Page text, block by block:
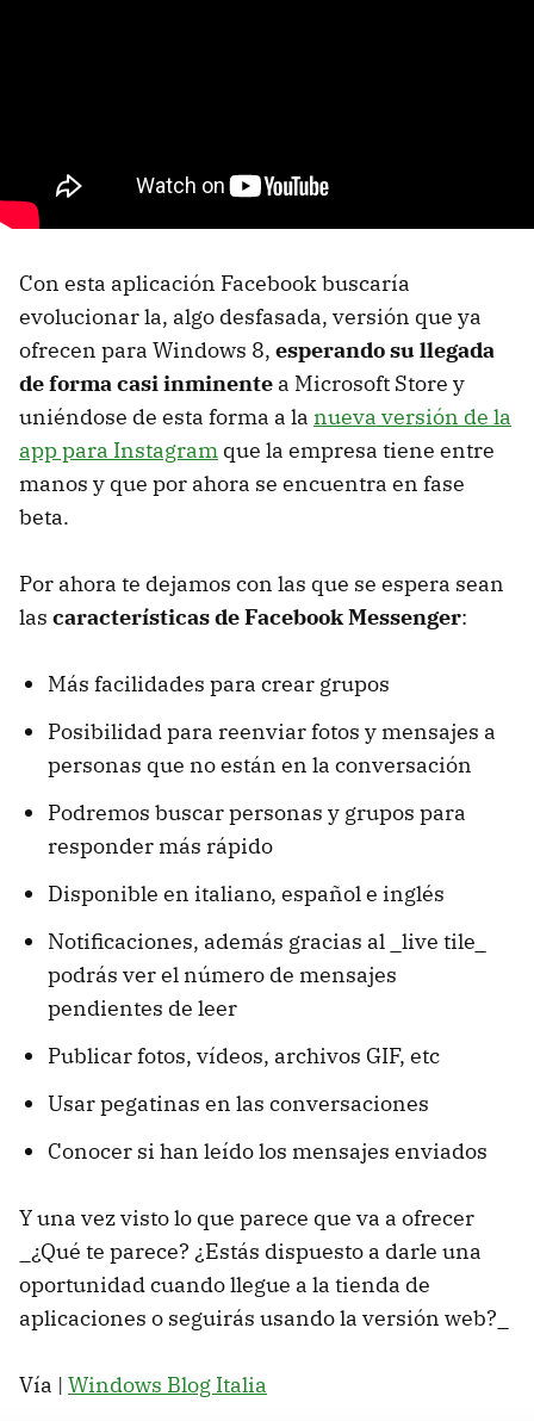
Con esta aplicación Facebook buscaría
evolucionar la, algo desfasada, versión que ya
ofrecen para Windows 8, esperando su llegada
de forma casi inminente a Microsoft Store y
uniéndose de esta forma a la nueva versión de la
app para Instagram que la empresa tiene entre
manos y que por ahora se encuentra en fase
beta.
Por ahora te dejamos con las que se espera sean
las características de Facebook Messenger:
Más facilidades para crear grupos
Posibilidad para reenviar fotos y mensajes a
personas que no están en la conversación
Podremos buscar personas y grupos para
responder más rápido
Disponible en italiano, español e inglés
Notificaciones, además gracias al _live tile_
podrás ver el número de mensajes
pendientes de leer
Publicar fotos, vídeos, archivos GIF, etc
Usar pegatinas en las conversaciones
Conocer si han leído los mensajes enviados
Y una vez visto lo que parece que va a ofrecer
_¿Qué te parece? ¿Estás dispuesto a darle una
oportunidad cuando llegue a la tienda de
aplicaciones o seguirás usando la versión web?_
Vía | Windows Blog Italia